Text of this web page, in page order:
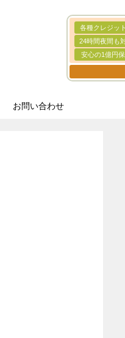
各種クレジッ
24時間夜間も
安心の1億円
お問い合わせ